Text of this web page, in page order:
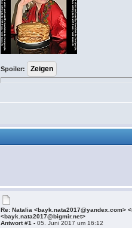
Spoiler:
Re: Natalia <bayk.nata2017@yandex.com>
<bayk.nata2017@bigmir.net>
Antwort #1 -05. Juni 2017 um 16:12